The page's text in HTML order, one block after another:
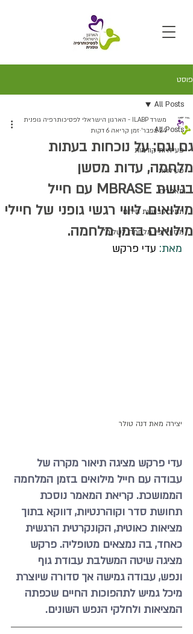
פוסט
All Posts
פעילויות קודמות
פעילויות
מאמרים
תמיכה בשעת חירום
מגזין " בין מלחמה לשלום"
All Posts
גם וגם: על נוכחות בעתות
מלחמה, עדות מסשן
בגישת MBRASE עם חייל
מילואים. ליווי רגשי גופני של חיילי
מילואים בזמן מלחמה.
משרד ILABP - הארגון הישראלי לפסיכותרפיה גופנית
24 בפבר׳
זמן קריאה 6 דקות
מאת: עדי פרקש
יצירה מאת דנה טולר
עדי פרקש מציגה תיאור מקרה של
עבודה עם חייל מילואים בזמן המלחמה
הממושכת. קריאת המאמר נוסכת
תחושת סדר וקוהרנטיות, דווקא בתוך
מציאות כאוטית, הקונקרטית הרגשית
כאחד, בה נמצאים מטופליה. פרקש
מציגה שיטה המשלבת עבודת גוף
ונפש, עבודה גמישה אך סדורה שיוצרת
מיכל גמיש לתהפוכות החיים שכפתה
המציאות ולחלקי הנפש השונים.